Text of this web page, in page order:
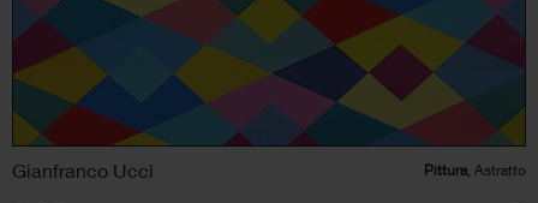
Gianfranco Ucci Pittura, Astratto